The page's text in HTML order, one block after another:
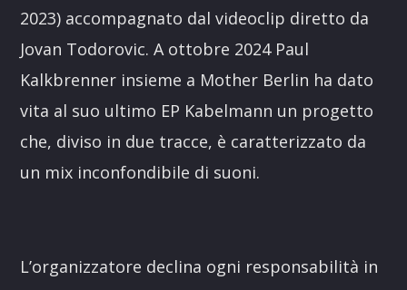
2023) accompagnato dal videoclip diretto da
Jovan Todorovic. A ottobre 2024 Paul
Kalkbrenner insieme a Mother Berlin ha dato
vita al suo ultimo EP Kabelmann un progetto
che, diviso in due tracce, è caratterizzato da
un mix inconfondibile di suoni.
L’organizzatore declina ogni responsabilità in